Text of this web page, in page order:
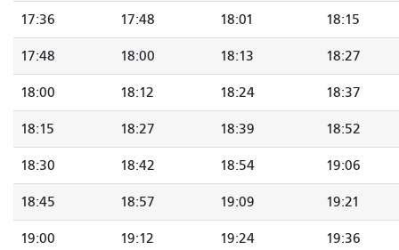
17:36 17:48 18:01 18:15
17:48 18:00 18:13 18:27
18:00 18:12 18:24 18:37
18:15 18:27 18:39 18:52
18:30 18:42 18:54 19:06
18:45 18:57 19:09 19:21
19:00 19:12 19:24 19:36